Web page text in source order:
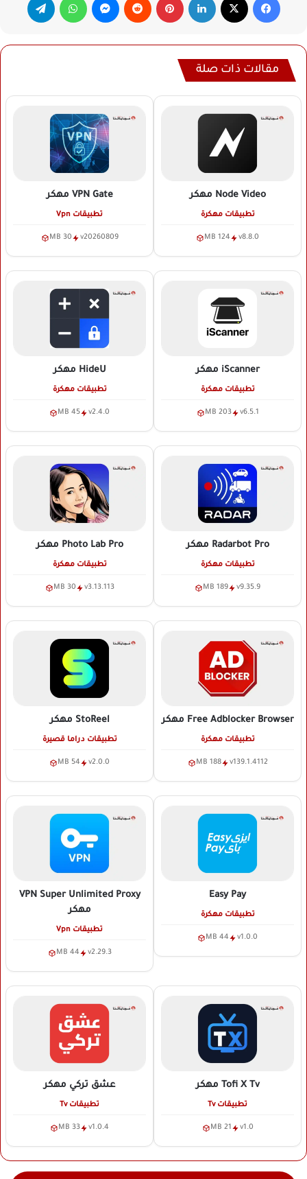
مقالات ذات صلة
Node Video مهكر
تطبيقات مهكرة
v8.8.0
124 MB
VPN Gate مهكر
تطبيقات Vpn
v20260809
30 MB
iScanner مهكر
تطبيقات مهكرة
v6.5.1
203 MB
HideU مهكر
تطبيقات مهكرة
v2.4.0
45 MB
Radarbot Pro مهكر
تطبيقات مهكرة
v9.35.9
189 MB
Photo Lab Pro مهكر
تطبيقات مهكرة
v3.13.113
30 MB
Free Adblocker Browser مهكر
تطبيقات مهكرة
v139.1.4112
188 MB
StoReel مهكر
تطبيقات دراما قصيرة
v2.0.0
54 MB
Easy Pay
تطبيقات مهكرة
v1.0.0
44 MB
VPN Super Unlimited Proxy
مهكر
تطبيقات Vpn
v2.29.3
44 MB
Tofi X Tv مهكر
تطبيقات Tv
v1.0
21 MB
عشق تركي مهكر
تطبيقات Tv
v1.0.4
33 MB